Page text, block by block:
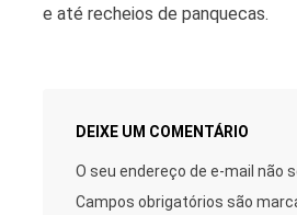
e até recheios de panquecas.
DEIXE UM COMENTÁRIO
O seu endereço de e-mail não
Campos obrigatórios são